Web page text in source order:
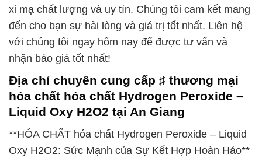
xi mạ chất lượng và uy tín. Chúng tôi cam kết mang
đến cho bạn sự hài lòng và giá trị tốt nhất. Liên hệ
với chúng tôi ngay hôm nay để được tư vấn và
nhận báo giá tốt nhất!
Địa chỉ chuyên cung cấp ♯ thương mại
hóa chất hóa chất Hydrogen Peroxide –
Liquid Oxy H2O2 tại An Giang
**HÓA CHẤT hóa chất Hydrogen Peroxide – Liquid
Oxy H2O2: Sức Mạnh của Sự Kết Hợp Hoàn Hảo**